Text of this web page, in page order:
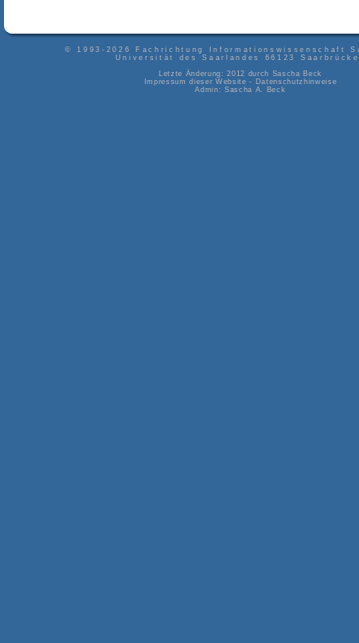
© 1993-2026 Fachrichtung Informationswissenschaft
Universität des Saarlandes
66123
Letzte Änderung: 2012 durch Sascha Beck
Impressum dieser Website - Datenschutzhinweise
Admin:Sascha A. Beck